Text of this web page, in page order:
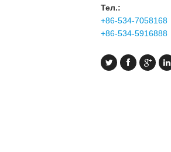
Тел.:
+86-534-7058168
+86-534-5916888